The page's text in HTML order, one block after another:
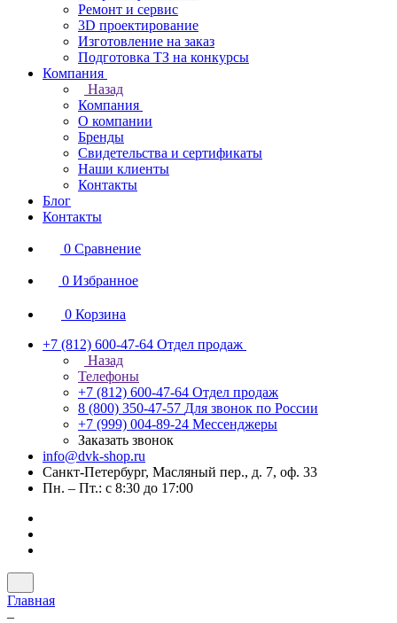
Ремонт и сервис
3D проектирование
Изготовление на заказ
Подготовка ТЗ на конкурсы
Компания
Назад
Компания
О компании
Бренды
Свидетельства и сертификаты
Наши клиенты
Контакты
Блог
Контакты
0 Сравнение
0 Избранное
0 Корзина
+7 (812) 600-47-64 Отдел продаж
Назад
Телефоны
+7 (812) 600-47-64 Отдел продаж
8 (800) 350-47-57 Для звонок по России
+7 (999) 004-89-24 Мессенджеры
Заказать звонок
info@dvk-shop.ru
Санкт-Петербург, Масляный пер., д. 7, оф. 33
Пн. – Пт.: с 8:30 до 17:00
Главная
–